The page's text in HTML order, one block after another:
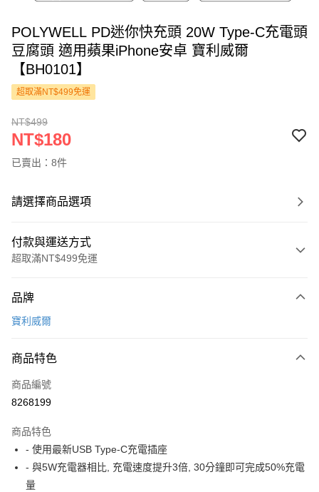
POLYWELL PD迷你快充頭 20W Type-C充電頭
豆腐頭 適用蘋果iPhone安卓 寶利威爾
【BH0101】
超取滿NT$499免運
NT$499
NT$180
已賣出：8件
請選擇商品選項
付款與運送方式
超取滿NT$499免運
信用卡一次付款
LINE Pay
Apple Pay
悠遊付
AFTEE先享後付
相關說明
品牌
寶利威爾
商品特色
商品編號
8268199
商品特色
- 使用最新USB Type-C充電插座
- 與5W充電器相比, 充電速度提升3倍, 30分鐘即可完成50%充電
量